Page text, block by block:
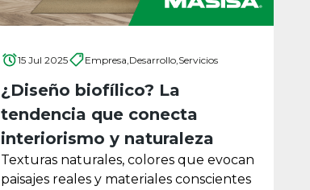
15 Jul 2025 Empresa, Desarrollo, Servicios
¿Diseño biofílico? La
tendencia que conecta
interiorismo y naturaleza
Texturas naturales, colores que evocan
paisajes reales y materiales conscientes